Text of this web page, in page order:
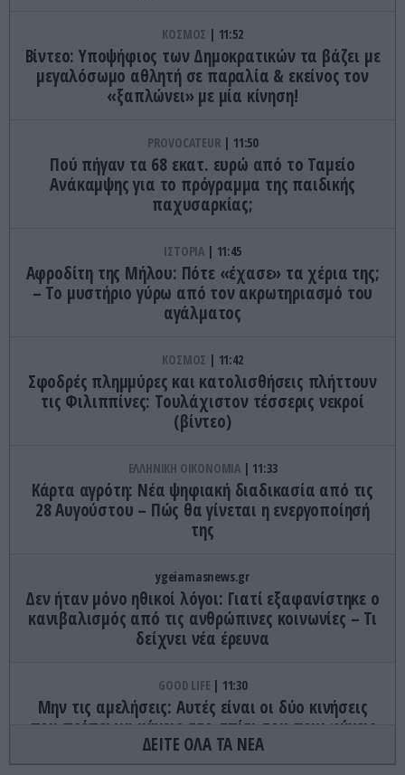
ΚΟΣΜΟΣ 11:52
Βίντεο: Υποψήφιος των Δημοκρατικών τα βάζει με
μεγαλόσωμο αθλητή σε παραλία & εκείνος τον
«ξαπλώνει» με μία κίνηση!
PROVOCATEUR 11:50
Πού πήγαν τα 68 εκατ. ευρώ από το Ταμείο
Ανάκαμψης για το πρόγραμμα της παιδικής
παχυσαρκίας;
ΙΣΤΟΡΙΑ 11:45
Αφροδίτη της Μήλου: Πότε «έχασε» τα χέρια της;
– Το μυστήριο γύρω από τον ακρωτηριασμό του
αγάλματος
ΚΟΣΜΟΣ 11:42
Σφοδρές πλημμύρες και κατολισθήσεις πλήττουν
τις Φιλιππίνες: Τουλάχιστον τέσσερις νεκροί
(βίντεο)
ΕΛΛΗΝΙΚΗ ΟΙΚΟΝΟΜΙΑ 11:33
Κάρτα αγρότη: Νέα ψηφιακή διαδικασία από τις
28 Αυγούστου – Πώς θα γίνεται η ενεργοποίησή
της
ygeiamasnews.gr
Δεν ήταν μόνο ηθικοί λόγοι: Γιατί εξαφανίστηκε ο
κανιβαλισμός από τις ανθρώπινες κοινωνίες – Τι
δείχνει νέα έρευνα
GOOD LIFE 11:30
Μην τις αμελήσεις: Αυτές είναι οι δύο κινήσεις
που πρέπει να κάνεις στο σπίτι σου πριν φύγεις
διακοπές
ΔΕΙΤΕ ΟΛΑ ΤΑ ΝΕΑ